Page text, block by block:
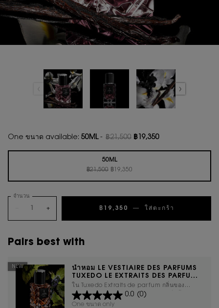
One ขนาด available: 50ML- ฿21,500 ฿19,350
Selected
50ML
ราคาเก่า
฿21,500 ราคาใหม่
฿19,350
, 1 of 1
จำนวน
+ ฿19,350 ― ใส่ตะกร้า
Pairs best with
น้ำหอม LE VESTIAIRE DES PARFUMS
TUXEDO LE EXTRAITS DES PARFUM
50 ML
ใน Tuxedo Extraits de parfum กลิ่นของ
Patchouli จะทวีความเข้มและลุ่มลึกยิ่งขึ้น
ราวกับสีดำสนิทที่เป็นเอกลักษณ์ดั้งเดิมของชุดทัก
NEW
0.0 (0)
One ขนาด only